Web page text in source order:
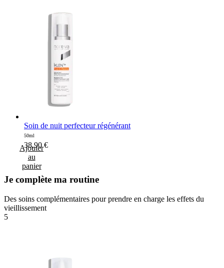
Soin de nuit perfecteur régénérant
50ml
38,90€
Ajouter
au
panier
Je complète ma routine
Des soins complémentaires pour prendre en charge les effets du
vieillissement
5